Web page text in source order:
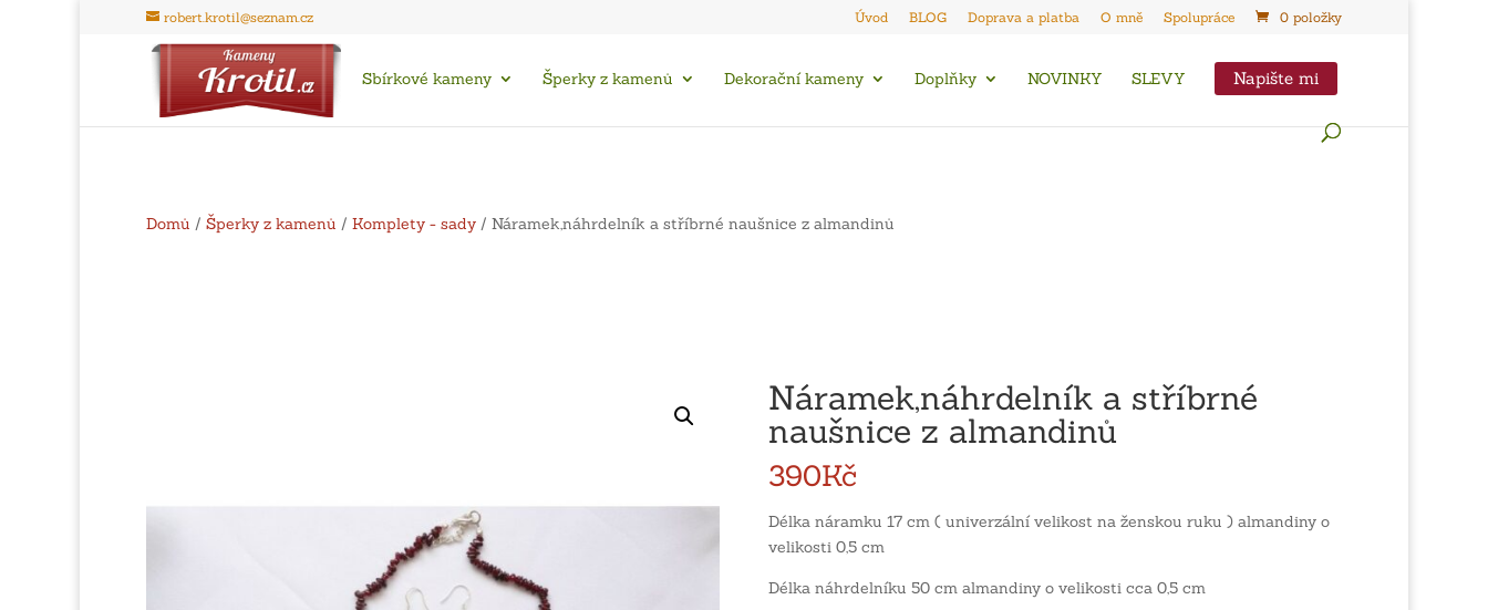
robert.krotil@seznam.cz Úvod BLOG Doprava a platba O mně Spolupráce 0 položky
Sbírkové kameny Šperky z kamenů Dekorační kameny Doplňky NOVINKY SLEVY Napište mi
Domů / Šperky z kamenů / Komplety - sady / Náramek,náhrdelník a stříbrné naušnice z almandinů
Náramek,náhrdelník a stříbrné
naušnice z almandinů
390Kč
Délka náramku 17 cm ( univerzální velikost na ženskou ruku ) almandiny o
velikosti 0,5 cm
Délka náhrdelníku 50 cm almandiny o velikosti cca 0,5 cm